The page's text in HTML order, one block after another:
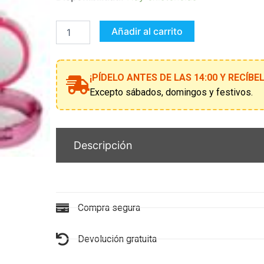
polvos
brillo
ME
cantidad
Añadir al carrito
¡PÍDELO ANTES DE LAS 14:00 Y
Excepto sábados, domingos y festivos.
Descripción
Compra segura
Devolución gratuita